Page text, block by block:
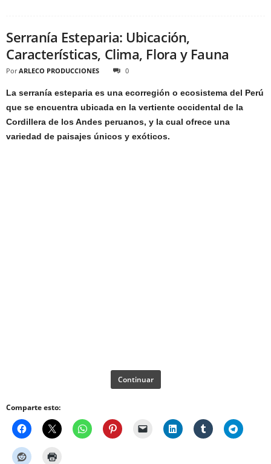
Serranía Esteparia: Ubicación,
Características, Clima, Flora y Fauna
Por ARLECO PRODUCCIONES 0
La serranía esteparia es una ecorregión o ecosistema del Perú
que se encuentra ubicada en la vertiente occidental de la
Cordillera de los Andes peruanos, y la cual ofrece una
variedad de paisajes únicos y exóticos.
Continuar
Comparte esto: